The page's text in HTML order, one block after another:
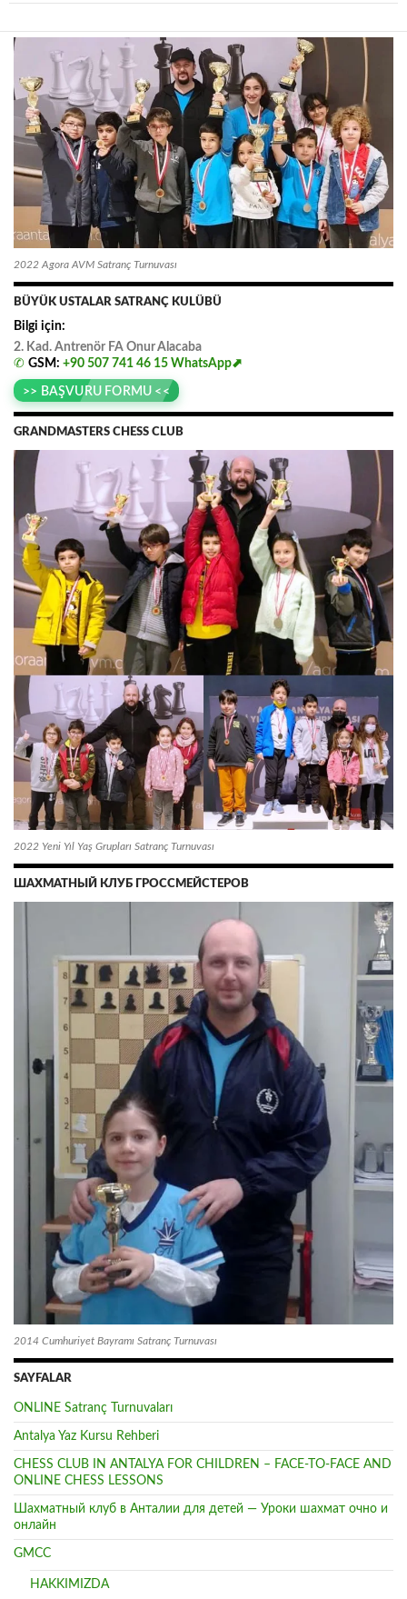
2022 Agora AVM Satranç Turnuvası
BÜYÜK USTALAR SATRANÇ KULÜBÜ
Bilgi için:
2. Kad. Antrenör FA Onur.Alacaba
✆ GSM: +90 507 741 46 15 WhatsApp⬈
>> BAŞVURU FORMU <<
GRANDMASTERS CHESS CLUB
2022 Yeni Yıl Yaş Grupları Satranç Turnuvası
ШАХМАТНЫЙ КЛУБ ГРОССМЕЙСТЕРОВ
2014 Cumhuriyet Bayramı Satranç Turnuvası
SAYFALAR
ONLINE Satranç Turnuvaları
Antalya Yaz Kursu Rehberi
CHESS CLUB IN ANTALYA FOR CHILDREN – FACE-TO-FACE AND
ONLINE CHESS LESSONS
Шахматный клуб в Анталии для детей — Уроки шахмат очно и
онлайн
GMCC
HAKKIMIZDA